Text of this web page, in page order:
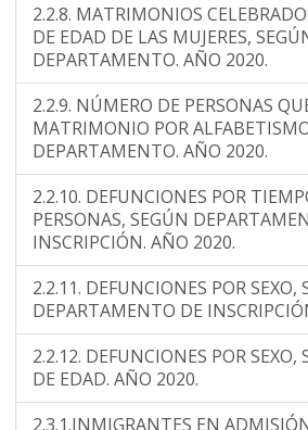
2.2.8. MATRIMONIOS
DE EDAD DE LAS MUJERES,
DEPARTAMENTO. AÑO 2020.
2.2.9. NÚMERO DE PERSONAS
MATRIMONIO POR
DEPARTAMENTO. AÑO 2020.
2.2.10. DEFUNCIONES POR
PERSONAS, SEGÚN
INSCRIPCIÓN. AÑO 2020.
2.2.11. DEFUNCIONES POR SEXO,
DEPARTAMENTO DE
2.2.12. DEFUNCIONES POR SEXO,
DE EDAD. AÑO 2020.
2.3.1.INMIGRANTES EN